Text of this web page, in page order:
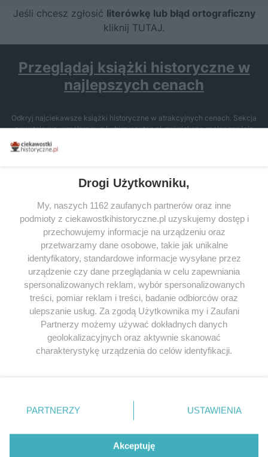
Jeśli chcesz zgłosić literówkę lub błąd ortograficzny
kliknij TUTAJ.
Przeglądaj książki historyczne w
najlepszych cenach
Odkryj najciekawsze książki historyczne w atrakcyjnych cenach. Sekcja
powstała we współpracy z Lubimyczytac.pl, największą społecznością
miłośników literatury w Polsce – dzięki temu możesz wybierać spośród
tytułów najwyżej ocenianych przez czytelników.
SERWIS
SPOŁECZNOŚĆ
WSPÓŁPRACA
KONTAKT
ODWIEDŹ RÓWNIEŻ:
Drogi Użytkowniku,
My, naszych 1162 zaufanych partnerów oraz inne
podmioty z ciekawostkihistoryczne.pl uzyskujemy dostęp i
przechowujemy informacje na urządzeniu oraz
przetwarzamy dane osobowe, takie jak unikalne
identyfikatory, standardowe informacje wysyłane przez
urządzenie czy dane przeglądania w celu zapewniania
spersonalizowanych reklam, wybór spersonalizowanych
treści, pomiar reklam i treści, badanie odbiorców oraz
ulepszanie usług. Za zgodą Użytkownika my i Zaufani
Partnerzy możemy używać dokładnych danych
geolokalizacyjnych oraz aktywnie skanować
charakterystykę urządzenia do celów identyfikacji.
zmienić/wycofać klikając przycisk ustawień prywatności
znajdujący się w lewym dolnym rogu strony
. Niektóre
użytkownika, ale masz prawo sprzeciwić się takiemu
PARTNERZY USTAWIENIA
Akceptuję